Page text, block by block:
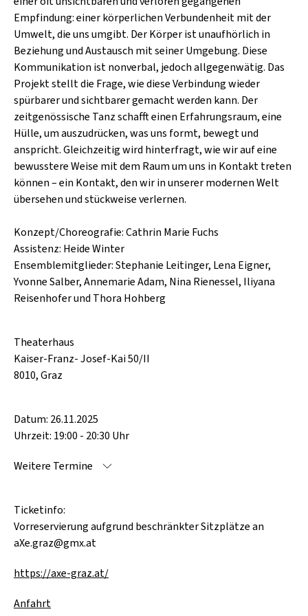
CAFÉ WOLF
POSTGARAGE
KUNSTGARTEN
KRISTALLWERK
GOLD & PECH THEATER
HARD & HEAVY
SINGER-SONGWRITER
VOLKSMUSIK
KULTURLAND STEIERMARK
Empfindung: einer körperlichen Verbundenheit mit der
Umwelt, die uns umgibt. Der Körper ist unaufhörlich in
Beziehung und Austausch mit seiner Umgebung. Diese
Kommunikation ist nonverbal, jedoch allgegenwätig. Das
Projekt stellt die Frage, wie diese Verbindung wieder
spürbarer und sichtbarer gemacht werden kann. Der
zeitgenössische Tanz schafft einen Erfahrungsraum, eine
Hülle, um auszudrücken, was uns formt, bewegt und
anspricht. Gleichzeitig wird hinterfragt, wie wir auf eine
bewusstere Weise mit dem Raum um uns in Kontakt treten
können – ein Kontakt, den wir in unserer modernen Welt
übersehen und stückweise verlernen.
Konzept/Choreografie: Cathrin Marie Fuchs
Assistenz: Heide Winter
Ensemblemitglieder: Stephanie Leitinger, Lena Eigner,
Yvonne Salber, Annemarie Adam, Nina Rienessel, Iliyana
Reisenhofer und Thora Hohberg
Theaterhaus
Kaiser-Franz- Josef-Kai 50/II
8010, Graz
Datum: 26.11.2025
Uhrzeit: 19:00 - 20:30 Uhr
Weitere Termine
Ticketinfo:
Vorreservierung aufgrund beschränkter Sitzplätze an
aXe.graz@gmx.at
https://axe-graz.at/
Anfahrt